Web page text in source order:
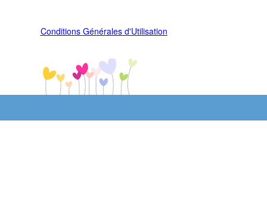
Conditions Générales d'Utilisation